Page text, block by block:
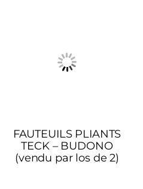
FAUTEUILS PLIANTS
TECK – BUDONO
(vendu par los de 2)